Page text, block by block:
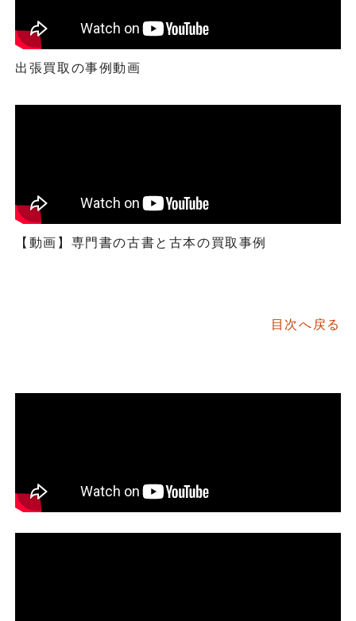
出張買取の事例動画
【動画】専門書の古書と古本の買取事例
目次へ戻る